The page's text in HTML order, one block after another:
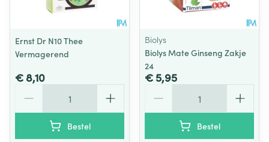
Ernst Dr N10 Thee
Vermagerend
€ 8,10
Bestel
Biolys
Biolys Mate Ginseng Zakje
24
€ 5,95
Bestel